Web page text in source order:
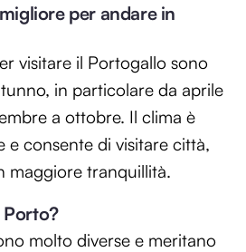
per andare in
visitare il Portogallo sono
in particolare da aprile
a ottobre. Il clima è
e consente di visitare città,
maggiore tranquillità.
Porto?
molto diverse e meritano